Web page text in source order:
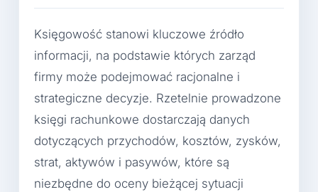
Księgowość stanowi kluczowe źródło
informacji, na podstawie których zarząd
firmy może podejmować racjonalne i
strategiczne decyzje. Rzetelnie prowadzone
księgi rachunkowe dostarczają danych
dotyczących przychodów, kosztów, zysków,
strat, aktywów i pasywów, które są
niezbędne do oceny bieżącej sytuacji